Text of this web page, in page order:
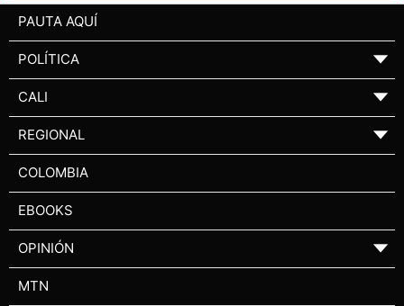
PAUTA AQUÍ
POLÍTICA ▼
CALI ▼
REGIONAL ▼
COLOMBIA
EBOOKS
OPINIÓN ▼
MTN